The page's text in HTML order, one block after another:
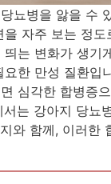
뇨병을 앓을 수
자주 보는 정도
는 변화가 생기
한 만성 질환입
심각한 합병증
는 강아지 당뇨
와 함께, 이러한